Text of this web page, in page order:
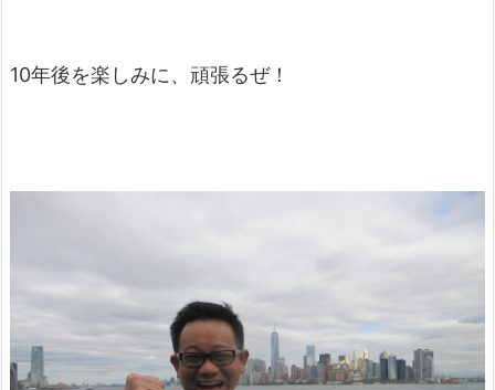
10年後を楽しみに、頑張るぜ！